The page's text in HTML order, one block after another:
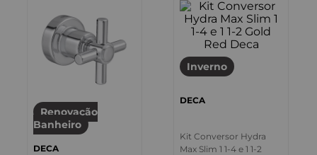
Renovação
Banheiro
DECA
Inverno
DECA
Kit Conversor Hydra
Max Slim 1 1-4 e 1 1-2